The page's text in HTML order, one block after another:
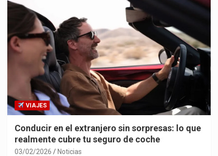
VIAJES
Conducir en el extranjero sin sorpresas: lo que
realmente cubre tu seguro de coche
03/02/2026 Noticias